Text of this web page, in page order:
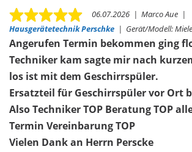
06.07.2026 | Marco Aue |
Hausgerätetechnik Perschke | Gerät/Modell:
Angerufen Termin bekommen ging
Techniker kam sagte mir nach
los ist mit dem Geschirrspüler.
Ersatzteil für Geschirrspüler vor Ort
Also Techniker TOP Beratung TOP
Termin Vereinbarung TOP
Vielen Dank an Herrn Perscke